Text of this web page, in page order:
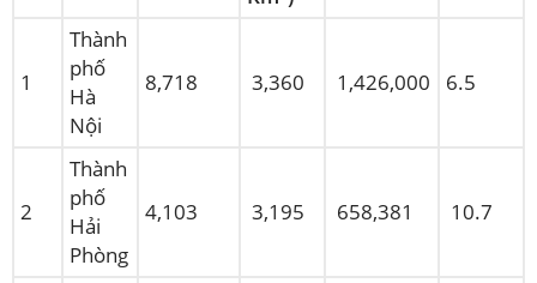
1
Thành
phố
Hà
Nội
8,718 3,360 1,426,000 6.5
2
Thành
phố
Hải
Phòng
4,103 3,195 658,381 10.7